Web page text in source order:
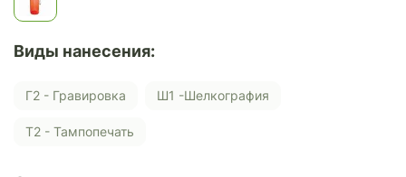
Виды нанесения:
Г2 - Гравировка Ш1 -Шелкография
Т2 - Тампопечать